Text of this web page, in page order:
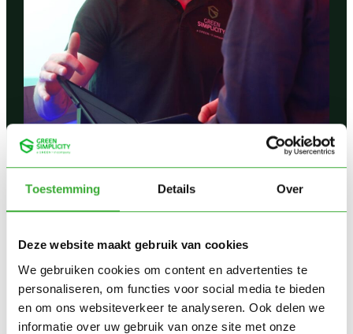
Toestemming Details Over
Deze website maakt gebruik van cookies
We gebruiken cookies om content en advertenties te
personaliseren, om functies voor social media te bieden
en om ons websiteverkeer te analyseren. Ook delen we
informatie over uw gebruik van onze site met onze
Lead Engineer
Read more
Engineer
Sales Engineer